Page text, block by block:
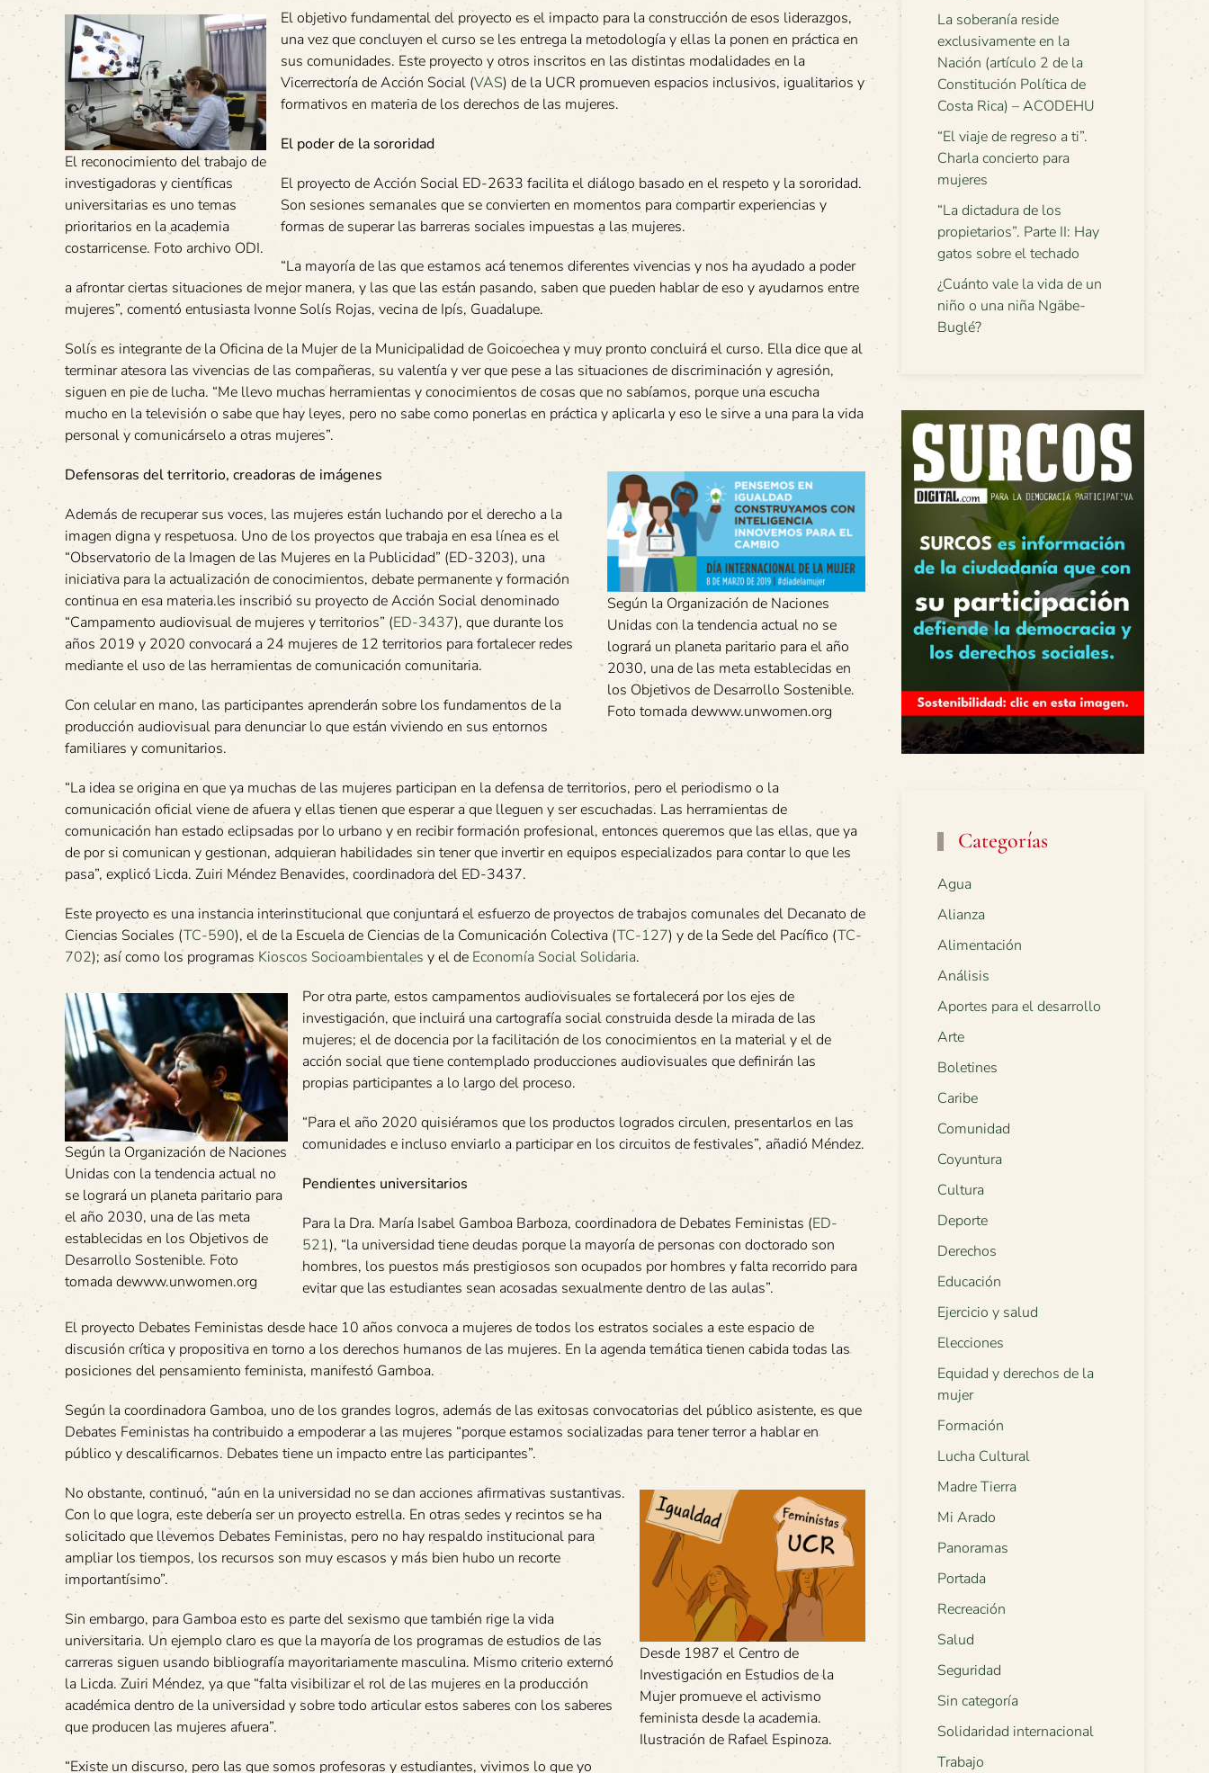
El reconocimiento del trabajo de
investigadoras y científicas
universitarias es uno temas
prioritarios en la academia
costarricense. Foto archivo ODI.
El objetivo fundamental del proyecto es el impacto para la construcción de esos liderazgos,
una vez que concluyen el curso se les entrega la metodología y ellas la ponen en práctica en
sus comunidades. Este proyecto y otros inscritos en las distintas modalidades en la
Vicerrectoría de Acción Social (VAS) de la UCR promueven espacios inclusivos, igualitarios y
formativos en materia de los derechos de las mujeres.
El poder de la sororidad
El proyecto de Acción Social ED-2633 facilita el diálogo basado en el respeto y la sororidad.
Son sesiones semanales que se convierten en momentos para compartir experiencias y
formas de superar las barreras sociales impuestas a las mujeres.
“La mayoría de las que estamos acá tenemos diferentes vivencias y nos ha ayudado a poder
a afrontar ciertas situaciones de mejor manera, y las que las están pasando, saben que pueden hablar de eso y ayudarnos entre
mujeres”, comentó entusiasta Ivonne Solís Rojas, vecina de Ipís, Guadalupe.
Solís es integrante de la Oficina de la Mujer de la Municipalidad de Goicoechea y muy pronto concluirá el curso. Ella dice que al
terminar atesora las vivencias de las compañeras, su valentía y ver que pese a las situaciones de discriminación y agresión,
siguen en pie de lucha. “Me llevo muchas herramientas y conocimientos de cosas que no sabíamos, porque una escucha
mucho en la televisión o sabe que hay leyes, pero no sabe como ponerlas en práctica y aplicarla y eso le sirve a una para la vida
personal y comunicárselo a otras mujeres”.
Según la Organización de Naciones
Unidas con la tendencia actual no se
logrará un planeta paritario para el año
2030, una de las meta establecidas en
los Objetivos de Desarrollo Sostenible.
Foto tomada dewww.unwomen.org
Defensoras del territorio, creadoras de imágenes
Además de recuperar sus voces, las mujeres están luchando por el derecho a la
imagen digna y respetuosa. Uno de los proyectos que trabaja en esa línea es el
“Observatorio de la Imagen de las Mujeres en la Publicidad” (ED-3203), una
iniciativa para la actualización de conocimientos, debate permanente y formación
continua en esa materia.les inscribió su proyecto de Acción Social denominado
“Campamento audiovisual de mujeres y territorios” (ED-3437), que durante los
años 2019 y 2020 convocará a 24 mujeres de 12 territorios para fortalecer redes
mediante el uso de las herramientas de comunicación comunitaria.
Con celular en mano, las participantes aprenderán sobre los fundamentos de la
producción audiovisual para denunciar lo que están viviendo en sus entornos
familiares y comunitarios.
“La idea se origina en que ya muchas de las mujeres participan en la defensa de territorios, pero el periodismo o la
comunicación oficial viene de afuera y ellas tienen que esperar a que lleguen y ser escuchadas. Las herramientas de
comunicación han estado eclipsadas por lo urbano y en recibir formación profesional, entonces queremos que las ellas, que ya
de por si comunican y gestionan, adquieran habilidades sin tener que invertir en equipos especializados para contar lo que les
pasa”, explicó Licda. Zuiri Méndez Benavides, coordinadora del ED-3437.
Este proyecto es una instancia interinstitucional que conjuntará el esfuerzo de proyectos de trabajos comunales del Decanato de
Ciencias Sociales (TC-590), el de la Escuela de Ciencias de la Comunicación Colectiva (TC-127) y de la Sede del Pacífico (TC-
702); así como los programas Kioscos Socioambientales y el de Economía Social Solidaria.
Según la Organización de Naciones
Unidas con la tendencia actual no
se logrará un planeta paritario para
el año 2030, una de las meta
establecidas en los Objetivos de
Desarrollo Sostenible. Foto
tomada dewww.unwomen.org
Por otra parte, estos campamentos audiovisuales se fortalecerá por los ejes de
investigación, que incluirá una cartografía social construida desde la mirada de las
mujeres; el de docencia por la facilitación de los conocimientos en la material y el de
acción social que tiene contemplado producciones audiovisuales que definirán las
propias participantes a lo largo del proceso.
“Para el año 2020 quisiéramos que los productos logrados circulen, presentarlos en las
comunidades e incluso enviarlo a participar en los circuitos de festivales”, añadió Méndez.
Pendientes universitarios
Para la Dra. María Isabel Gamboa Barboza, coordinadora de Debates Feministas (ED-
521), “la universidad tiene deudas porque la mayoría de personas con doctorado son
hombres, los puestos más prestigiosos son ocupados por hombres y falta recorrido para
evitar que las estudiantes sean acosadas sexualmente dentro de las aulas”.
El proyecto Debates Feministas desde hace 10 años convoca a mujeres de todos los estratos sociales a este espacio de
discusión crítica y propositiva en torno a los derechos humanos de las mujeres. En la agenda temática tienen cabida todas las
posiciones del pensamiento feminista, manifestó Gamboa.
Según la coordinadora Gamboa, uno de los grandes logros, además de las exitosas convocatorias del público asistente, es que
Debates Feministas ha contribuido a empoderar a las mujeres “porque estamos socializadas para tener terror a hablar en
público y descalificarnos. Debates tiene un impacto entre las participantes”.
Desde 1987 el Centro de
Investigación en Estudios de la
Mujer promueve el activismo
feminista desde la academia.
Ilustración de Rafael Espinoza.
No obstante, continuó, “aún en la universidad no se dan acciones afirmativas sustantivas.
Con lo que logra, este debería ser un proyecto estrella. En otras sedes y recintos se ha
solicitado que llevemos Debates Feministas, pero no hay respaldo institucional para
ampliar los tiempos, los recursos son muy escasos y más bien hubo un recorte
importantísimo”.
Sin embargo, para Gamboa esto es parte del sexismo que también rige la vida
universitaria. Un ejemplo claro es que la mayoría de los programas de estudios de las
carreras siguen usando bibliografía mayoritariamente masculina. Mismo criterio externó
la Licda. Zuiri Méndez, ya que “falta visibilizar el rol de las mujeres en la producción
académica dentro de la universidad y sobre todo articular estos saberes con los saberes
que producen las mujeres afuera”.
“Existe un discurso, pero las que somos profesoras y estudiantes, vivimos lo que yo
La soberanía reside
exclusivamente en la
Nación (artículo 2 de la
Constitución Política de
Costa Rica) – ACODEHU
“El viaje de regreso a ti”.
Charla concierto para
mujeres
“La dictadura de los
propietarios”. Parte II: Hay
gatos sobre el techado
¿Cuánto vale la vida de un
niño o una niña Ngäbe-
Buglé?
Categorías
Agua
Alianza
Alimentación
Análisis
Aportes para el desarrollo
Arte
Boletines
Caribe
Comunidad
Coyuntura
Cultura
Deporte
Derechos
Educación
Ejercicio y salud
Elecciones
Equidad y derechos de la
mujer
Formación
Lucha Cultural
Madre Tierra
Mi Arado
Panoramas
Portada
Recreación
Salud
Seguridad
Sin categoría
Solidaridad internacional
Trabajo